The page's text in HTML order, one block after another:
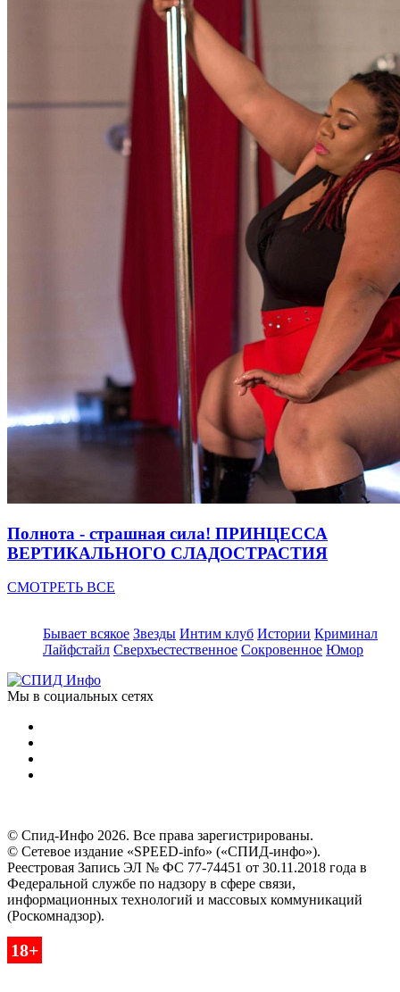
Полнота - страшная сила! ПРИНЦЕССА
ВЕРТИКАЛЬНОГО СЛАДОСТРАСТИЯ
СМОТРЕТЬ ВСЕ
Бывает всякое Звезды Интим клуб Истории Криминал
Лайфстайл Сверхъестественное Сокровенное Юмор
Мы в социальных сетях
© Спид-Инфо 2026. Все права зарегистрированы.
© Сетевое издание «SPEED-info» («СПИД-инфо»).
Реестровая Запись ЭЛ № ФС 77-74451 от 30.11.2018 года в
Федеральной службе по надзору в сфере связи,
информационных технологий и массовых коммуникаций
(Роскомнадзор).
18+